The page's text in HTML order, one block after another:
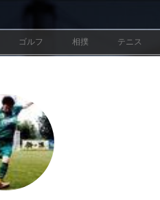
ゴルフ 相撲 テニス